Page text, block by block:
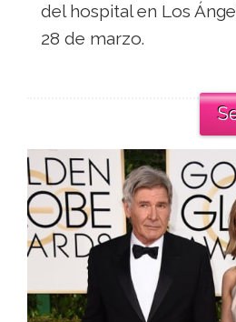
del hospital en Los
28 de marzo.